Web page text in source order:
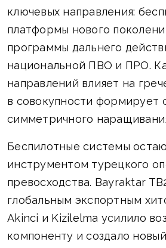
ключевых направления:
платформы нового
программы дальнего
национальной ПВО и ПРО.
направлений влияет на
в совокупности формирует
симметричного
Беспилотные системы
инструментом турецкого
превосходства. Bayraktar
глобальным экспортным
Akinci и Kizilelma усилило
компоненту и создало